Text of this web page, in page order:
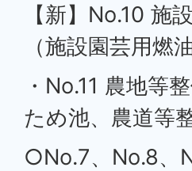
【新】No.10 施
（施設園芸用燃
・No.11 農地等
ため池、農道等整
○No.7、No.8、